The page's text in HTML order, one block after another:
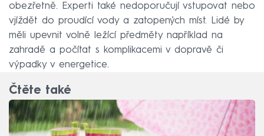
obezřetně. Experti také nedoporučují vstupovat nebo
vjíždět do proudící vody a zatopených míst. Lidé by
měli upevnit volně ležící předměty například na
zahradě a počítat s komplikacemi v dopravě či
výpadky v energetice.
Čtěte také